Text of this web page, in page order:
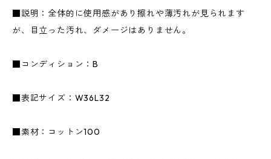
■説明：全体的に使用感があり擦れや薄汚れが見られます
が、目立った汚れ、ダメージはありません。
■コンディション：B
■表記サイズ：W36L32
■素材：コットン100